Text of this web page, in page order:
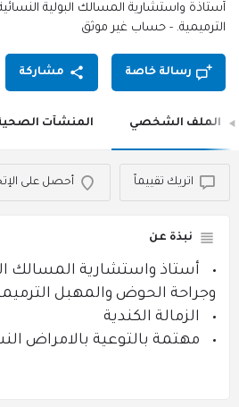
أستاذة واستشارية المسالك البولية
الترميمية. - حساب غير موثق
رسالة خاصة مشاركة
الملف الشخصي المنشآت
اتريك تقييماً أحصل على
نبذة عن
أستاذ واستشارية المسالك
وجراحة الحوض والمهبل
الزمالة الكندية
مهتمة بالتوعية بالامراض